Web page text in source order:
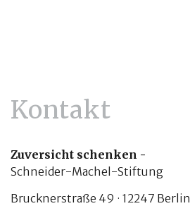
Kontakt
Zuversicht schenken -
Schneider-Machel-Stiftung
Brucknerstraße 49 · 12247 Berlin